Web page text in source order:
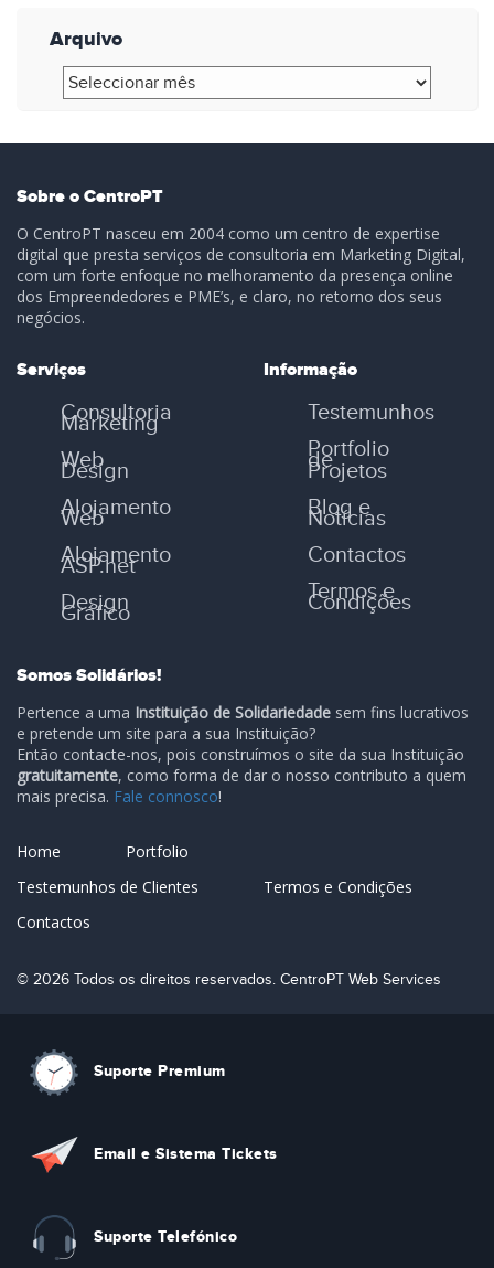
Arquivo
Sobre o CentroPT
O CentroPT nasceu em 2004 como um centro de expertise
digital que presta serviços de consultoria em Marketing Digital,
com um forte enfoque no melhoramento da presença online
dos Empreendedores e PME’s, e claro, no retorno dos seus
negócios.
Serviços
Consultoria
Marketing
Web
Design
Alojamento
Web
Alojamento
ASP.net
Design
Gráfico
Informação
Testemunhos
Portfolio
de
Projetos
Blog e
Notícias
Contactos
Termos e
Condições
Somos Solidários!
Pertence a uma Instituição de Solidariedade sem fins lucrativos
e pretende um site para a sua Instituição?
Então contacte-nos, pois construímos o site da sua Instituição
gratuitamente, como forma de dar o nosso contributo a quem
mais precisa. Fale connosco!
Home
Portfolio
Testemunhos de Clientes
Termos e Condições
Contactos
© 2026 Todos os direitos reservados. CentroPT Web Services
Suporte Premium
Email e Sistema Tickets
Suporte Telefónico